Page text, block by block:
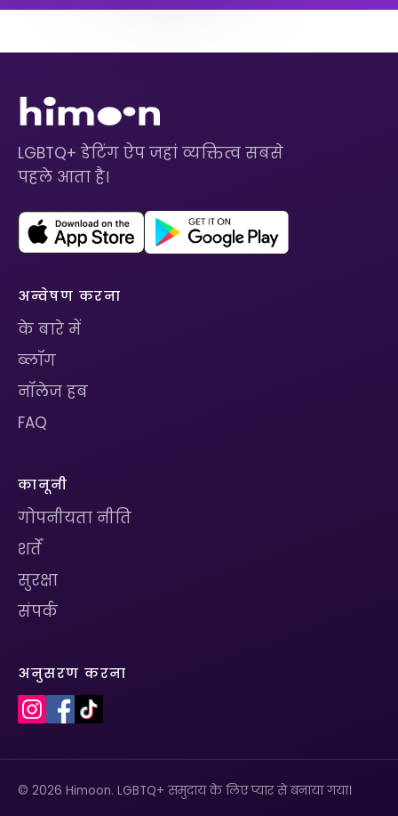
LGBTQ+ डेटिंग ऐप जहां व्यक्तित्व सबसे
पहले आता है।
अन्वेषण करना
के बारे में
ब्लॉग
नॉलेज हब
FAQ
कानूनी
गोपनीयता नीति
शर्तें
सुरक्षा
संपर्क
अनुसरण करना
© 2026 Himoon. LGBTQ+ समुदाय के लिए प्यार से बनाया गया।